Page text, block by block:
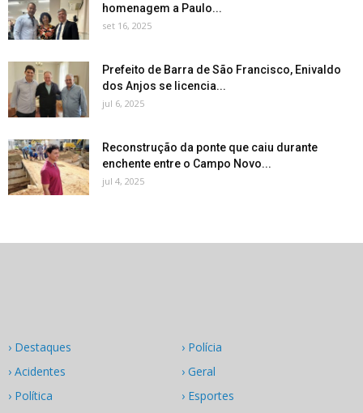
homenagem a Paulo...
set 16, 2025
Prefeito de Barra de São Francisco, Enivaldo
dos Anjos se licencia...
jul 6, 2025
Reconstrução da ponte que caiu durante
enchente entre o Campo Novo...
jul 4, 2025
› Destaques
› Acidentes
› Política
› Polícia
› Geral
› Esportes